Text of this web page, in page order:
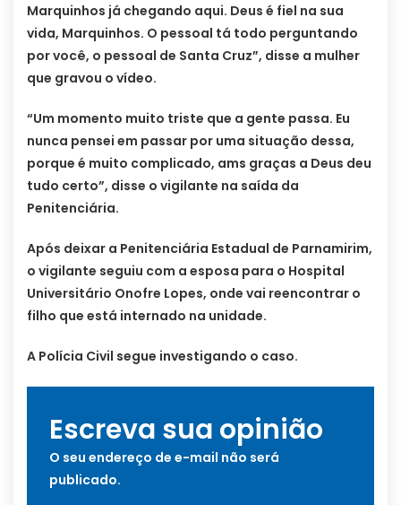
Marquinhos já chegando aqui. Deus é fiel na sua
vida, Marquinhos. O pessoal tá todo perguntando
por você, o pessoal de Santa Cruz”, disse a mulher
que gravou o vídeo.
“Um momento muito triste que a gente passa. Eu
nunca pensei em passar por uma situação dessa,
porque é muito complicado, ams graças a Deus deu
tudo certo”, disse o vigilante na saída da
Penitenciária.
Após deixar a Penitenciária Estadual de Parnamirim,
o vigilante seguiu com a esposa para o Hospital
Universitário Onofre Lopes, onde vai reencontrar o
filho que está internado na unidade.
A Polícia Civil segue investigando o caso.
Escreva sua opinião
O seu endereço de e-mail não será
publicado.